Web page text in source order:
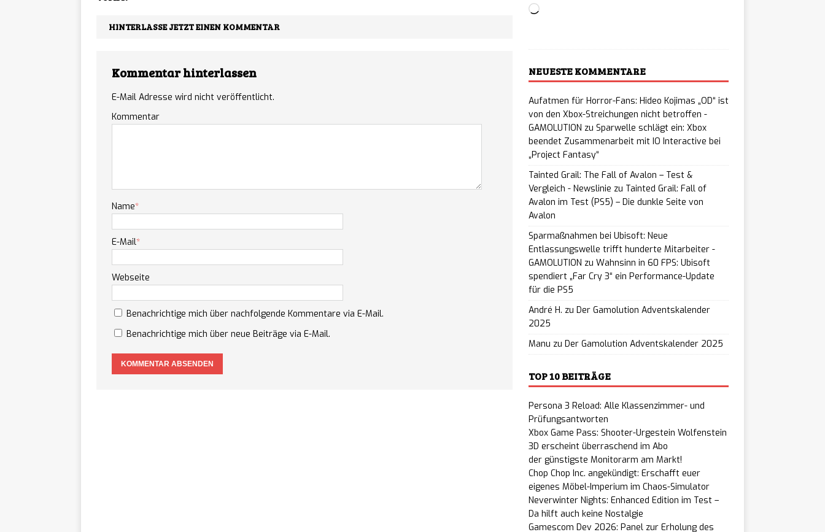
erscheint am 20. August für PC
allen Konsolen und PC veröffentlicht
HINTERLASSE JETZT EINEN KOMMENTAR
Kommentar hinterlassen
E-Mail Adresse wird nicht veröffentlicht.
Kommentar
Name*
E-Mail*
Webseite
Benachrichtige mich über nachfolgende Kommentare via E-Mail.
Benachrichtige mich über neue Beiträge via E-Mail.
Loading…
NEUESTE KOMMENTARE
Aufatmen für Horror-Fans: Hideo Kojimas „OD“ ist
von den Xbox-Streichungen nicht betroffen -
GAMOLUTION zu Sparwelle schlägt ein: Xbox
beendet Zusammenarbeit mit IO Interactive bei
„Project Fantasy“
Tainted Grail: The Fall of Avalon – Test &
Vergleich - Newslinie zu Tainted Grail: Fall of
Avalon im Test (PS5) – Die dunkle Seite von
Avalon
Sparmaßnahmen bei Ubisoft: Neue
Entlassungswelle trifft hunderte Mitarbeiter -
GAMOLUTION zu Wahnsinn in 60 FPS: Ubisoft
spendiert „Far Cry 3“ ein Performance-Update
für die PS5
André H. zu Der Gamolution Adventskalender
2025
Manu zu Der Gamolution Adventskalender 2025
TOP 10 BEITRÄGE
Persona 3 Reload: Alle Klassenzimmer- und
Prüfungsantworten
Xbox Game Pass: Shooter-Urgestein Wolfenstein
3D erscheint überraschend im Abo
der günstigste Monitorarm am Markt!
Chop Chop Inc. angekündigt: Erschafft euer
eigenes Möbel-Imperium im Chaos-Simulator
Neverwinter Nights: Enhanced Edition im Test –
Da hilft auch keine Nostalgie
Gamescom Dev 2026: Panel zur Erholung des